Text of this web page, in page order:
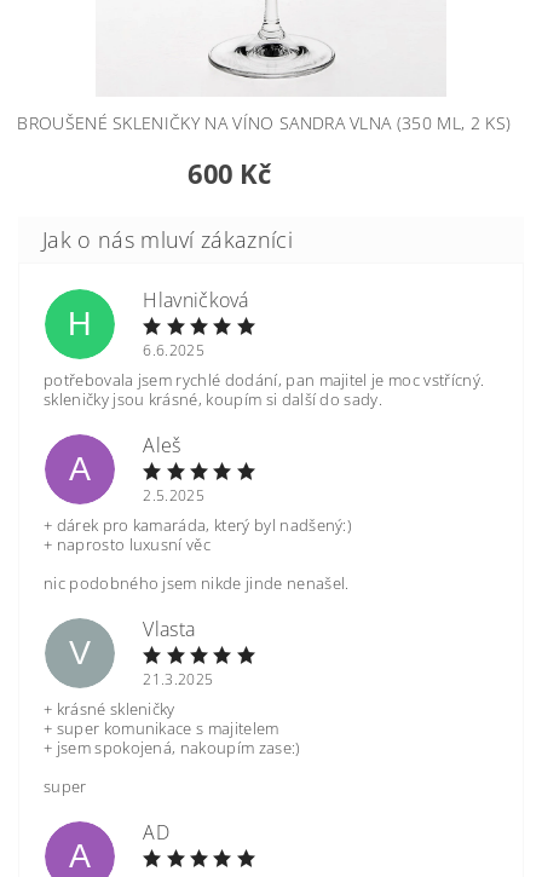
BROUŠENÉ SKLENIČKY NA VÍNO SANDRA VLNA (350 ML, 2 KS)
600 Kč
H
Hlavničková
6.6.2025
potřebovala jsem rychlé dodání, pan majitel je moc vstřícný.
skleničky jsou krásné, koupím si další do sady.
A
Aleš
2.5.2025
+ dárek pro kamaráda, který byl nadšený:)
+ naprosto luxusní věc
nic podobného jsem nikde jinde nenašel.
V
Vlasta
21.3.2025
+ krásné skleničky
+ super komunikace s majitelem
+ jsem spokojená, nakoupím zase:)
super
A
AD